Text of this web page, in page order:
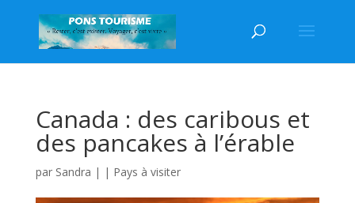
Canada : des caribous et
des pancakes à l’érable
par Sandra | | Pays à visiter